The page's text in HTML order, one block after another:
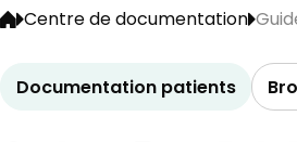
Centre de documentation
Documentation patients